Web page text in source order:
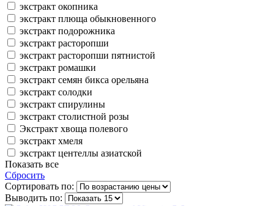
экстракт окопника
экстракт плюща обыкновенного
экстракт подорожника
экстракт расторопши
экстракт расторопши пятнистой
экстракт ромашки
экстракт семян бикса орельяна
экстракт солодки
экстракт спирулины
экстракт столистной розы
Экстракт хвоща полевого
экстракт хмеля
экстракт центеллы азиатской
Показать все
Сбросить
Сортировать по:
Выводить по: